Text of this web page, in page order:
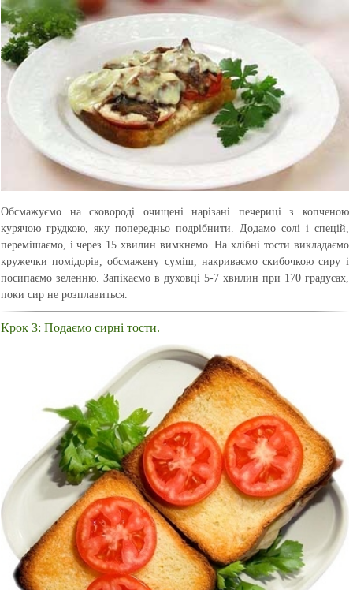
Обсмажуємо на сковороді очищені нарізані печериці з копченою
курячою грудкою, яку попередньо подрібнити. Додамо солі і спецій,
перемішаємо, і через 15 хвилин вимкнемо. На хлібні тости викладаємо
кружечки помідорів, обсмажену суміш, накриваємо скибочкою сиру і
посипаємо зеленню. Запікаємо в духовці 5-7 хвилин при 170 градусах,
поки сир не розплавиться.
Крок 3: Подаємо сирні тости.